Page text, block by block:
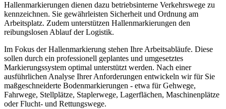
Hallenmarkierungen dienen dazu betriebsinterne Verkehrswege zu
kennzeichnen. Sie gewährleisten Sicherheit und Ordnung am
Arbeitsplatz. Zudem unterstützen Hallenmarkierungen den
reibungslosen Ablauf der Logistik.
Im Fokus der Hallenmarkierung stehen Ihre Arbeitsabläufe. Diese
sollen durch ein professionell geplantes und umgesetztes
Markierungssystem optimal unterstützt werden. Nach einer
ausführlichen Analyse Ihrer Anforderungen entwickeln wir für Sie
maßgeschneiderte Bodenmarkierungen - etwa für Gehwege,
Fahrwege, Stellplätze, Staplerwege, Lagerflächen, Maschinenplätze
oder Flucht- und Rettungswege.